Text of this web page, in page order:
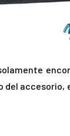
del accesorio,